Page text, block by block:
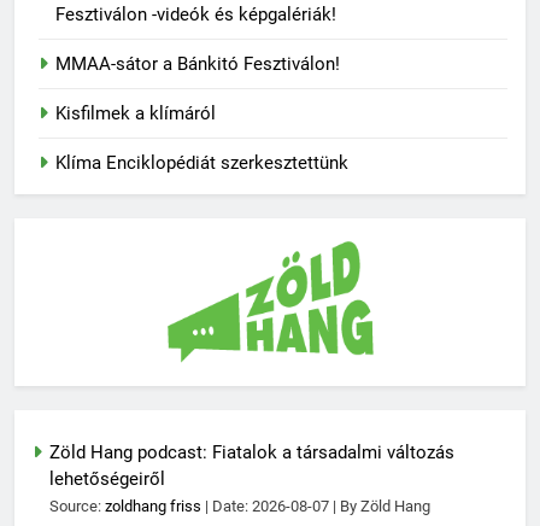
Fesztiválon -videók és képgalériák!
MMAA-sátor a Bánkitó Fesztiválon!
Kisfilmek a klímáról
Klíma Enciklopédiát szerkesztettünk
Zöld Hang podcast: Fiatalok a társadalmi változás
lehetőségeiről
Source: zoldhang friss Date: 2026-08-07 By Zöld Hang